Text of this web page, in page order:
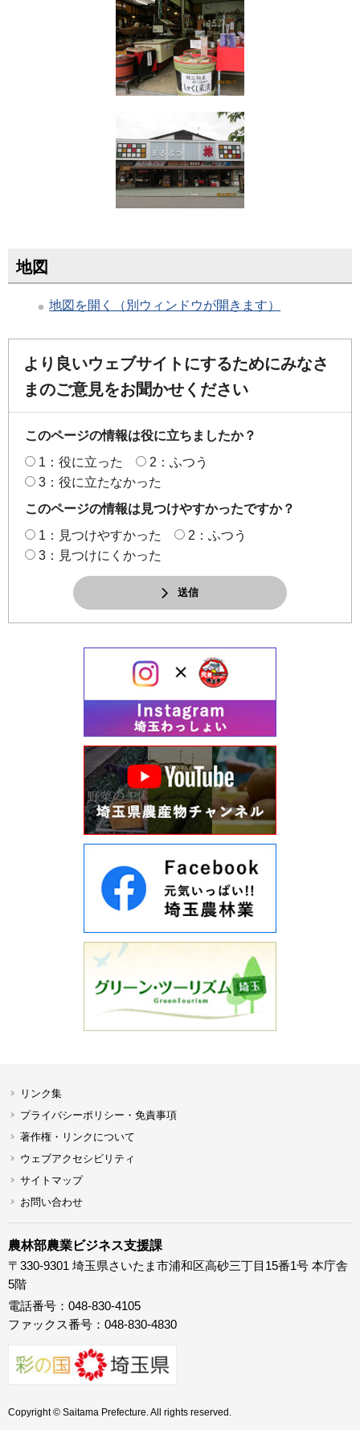
地図
地図を開く（別ウィンドウが開きます）
より良いウェブサイトにするためにみなさ
まのご意見をお聞かせください
このページの情報は役に立ちましたか？
1：役に立った
2：ふつう
3：役に立たなかった
このページの情報は見つけやすかったですか？
1：見つけやすかった
2：ふつう
3：見つけにくかった
送信
リンク集
プライバシーポリシー・免責事項
著作権・リンクについて
ウェブアクセシビリティ
サイトマップ
お問い合わせ
農林部農業ビジネス支援課
〒330-9301 埼玉県さいたま市浦和区高砂三丁目15番1号 本庁舎
5階
電話番号：048-830-4105
ファックス番号：048-830-4830
Copyright © Saitama Prefecture. All rights reserved.